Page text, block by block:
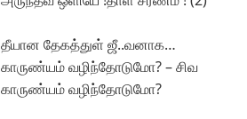
தீயான தேகத்துள் ஜீ..வனாக…
காருண்யம் வழிந்தோடுமோ? – சிவ
காருண்யம் வழிந்தோடுமோ?